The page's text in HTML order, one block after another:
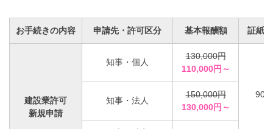
お手続きの内容 申請先・許可区分 基本報酬額 証紙
建設業許可
新規申請
知事・個人
130,000円
110,000円～
知事・法人
150,000円
130,000円～